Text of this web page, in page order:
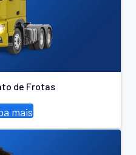
de Frotas
mais